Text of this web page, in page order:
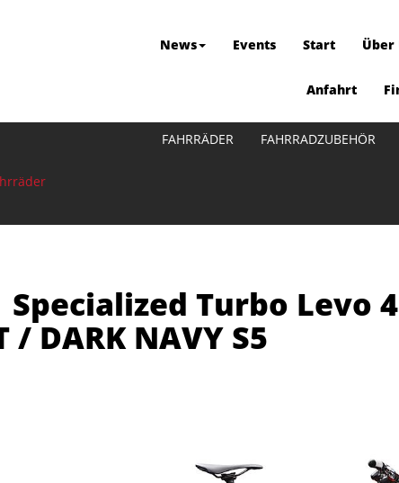
News Events Start Über
Anfahrt
FAHRRÄDER FAHRRADZUBEHÖR
Specialized Turbo Levo 4
/ DARK NAVY S5